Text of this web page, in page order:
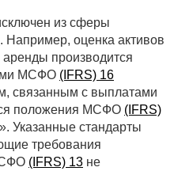
из сферы
. Например, оценка активов
аренды производится
МСФО (IFRS) 16
связанным с выплатами
положения МСФО (IFRS)
Указанные стандарты
требования
(IFRS) 13 не